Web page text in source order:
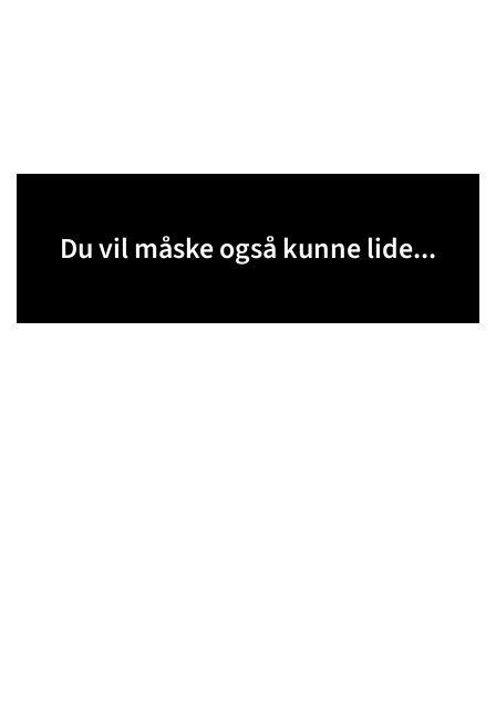
Du vil måske også kunne lide...